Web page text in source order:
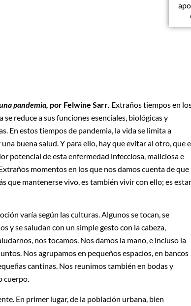
pandemia, por Felwine Sarr. Extraños tiempos en
se reduce a sus funciones esenciales, biológicas y
En estos tiempos de pandemia, la vida se limita a
buena salud. Y para ello, hay que evitar al otro, que
potencial de esta enfermedad infecciosa, maliciosa e
momentos en los que nos damos cuenta de que
que mantenerse vivo, es también vivir con ello; es estar
varía según las culturas. Algunos se tocan, se
y se saludan con un simple gesto con la cabeza,
nos tocamos. Nos damos la mano, e incluso la
Nos agrupamos en pequeños espacios, en bancos
cantinas. Nos reunimos también en bodas y
cuerpo.
En primer lugar, de la población urbana, bien